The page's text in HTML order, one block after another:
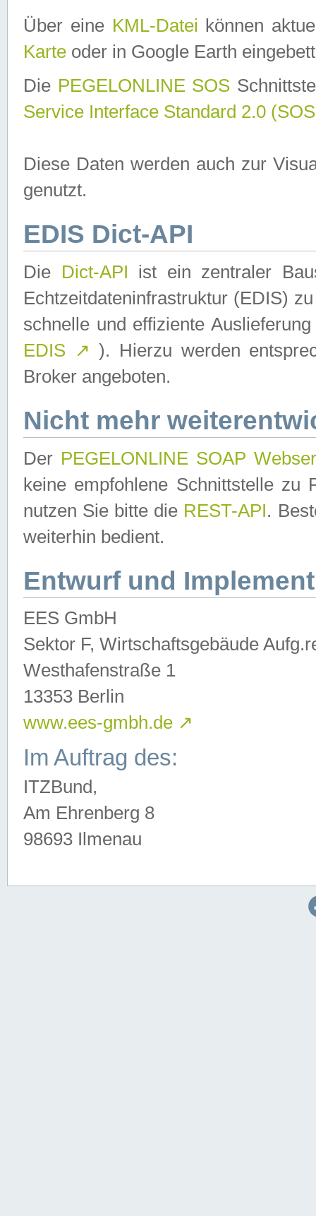
Über eine KML-Datei können
Karte oder in Google Earth
Die PEGELONLINE SOS
Service Interface Standard 2.0
Diese Daten werden auch zur
genutzt.
EDIS Dict-API
Die Dict-API ist ein zentraler
Echtzeitdateninfrastruktur (EDIS)
schnelle und effiziente
EDIS ↗ ). Hierzu werden
Broker angeboten.
Nicht mehr
Der PEGELONLINE SOAP
keine empfohlene Schnittstelle zu
nutzen Sie bitte die REST-API.
weiterhin bedient.
Entwurf und
EES GmbH
Sektor F, Wirtschaftsgebäude
Westhafenstraße 1
13353 Berlin
www.ees-gmbh.de ↗
Im Auftrag des:
ITZBund,
Am Ehrenberg 8
98693 Ilmenau